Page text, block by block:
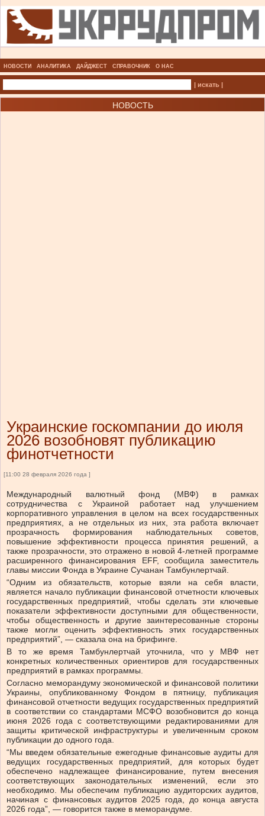
НОВОСТИ АНАЛИТИКА ДАЙДЖЕСТ СПРАВОЧНИК О НАС
| искать |
НОВОСТЬ
Украинские госкомпании до июля
2026 возобновят публикацию
финотчетности
[11:00 28 февраля 2026 года ]
Международный валютный фонд (МВФ) в рамках
сотрудничества с Украиной работает над улучшением
корпоративного управления в целом на всех государственных
предприятиях, а не отдельных из них, эта работа включает
прозрачность формирования наблюдательных советов,
повышение эффективности процесса принятия решений, а
также прозрачности, это отражено в новой 4-летней программе
расширенного финансирования EFF, сообщила заместитель
главы миссии Фонда в Украине Сучанан Тамбунлертчай.
“Одним из обязательств, которые взяли на себя власти,
является начало публикации финансовой отчетности ключевых
государственных предприятий, чтобы сделать эти ключевые
показатели эффективности доступными для общественности,
чтобы общественность и другие заинтересованные стороны
также могли оценить эффективность этих государственных
предприятий”, — сказала она на брифинге.
В то же время Тамбунлертчай уточнила, что у МВФ нет
конкретных количественных ориентиров для государственных
предприятий в рамках программы.
Согласно меморандуму экономической и финансовой политики
Украины, опубликованному Фондом в пятницу, публикация
финансовой отчетности ведущих государственных предприятий
в соответствии со стандартами МСФО возобновится до конца
июня 2026 года с соответствующими редактированиями для
защиты критической инфраструктуры и увеличенным сроком
публикации до одного года.
“Мы введем обязательные ежегодные финансовые аудиты для
ведущих государственных предприятий, для которых будет
обеспечено надлежащее финансирование, путем внесения
соответствующих законодательных изменений, если это
необходимо. Мы обеспечим публикацию аудиторских аудитов,
начиная с финансовых аудитов 2025 года, до конца августа
2026 года”, — говорится также в меморандуме.